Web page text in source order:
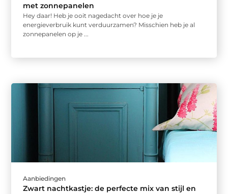
met zonnepanelen
Hey daar! Heb je ooit nagedacht over hoe je je
energieverbruik kunt verduurzamen? Misschien heb je al
zonnepanelen op je ...
Aanbiedingen
Zwart nachtkastje: de perfecte mix van stijl en